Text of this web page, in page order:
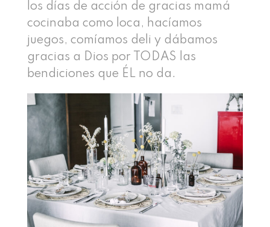
los días de acción de gracias mamá
cocinaba como loca, hacíamos
juegos, comíamos deli y dábamos
gracias a Dios por TODAS las
bendiciones que ÉL no da.